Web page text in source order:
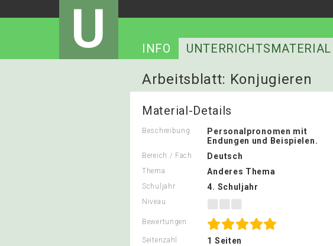
U INFO UNTERRICHTSMATERIAL
Arbeitsblatt: Konjugieren
Material-Details
Beschreibung
Personalpronomen mit
Endungen und Beispielen.
Bereich / Fach Deutsch
Thema Anderes Thema
Schuljahr 4. Schuljahr
Niveau
Bewertungen
Seitenzahl 1 Seiten